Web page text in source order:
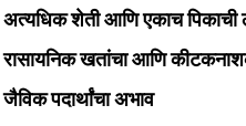
अत्यधिक शेती आणि एकाच
रासायनिक खतांचा आणि
जैविक पदार्थांचा अभाव